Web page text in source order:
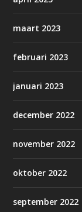
maart 2023
februari 2023
januari 2023
december 2022
november 2022
oktober 2022
september 2022